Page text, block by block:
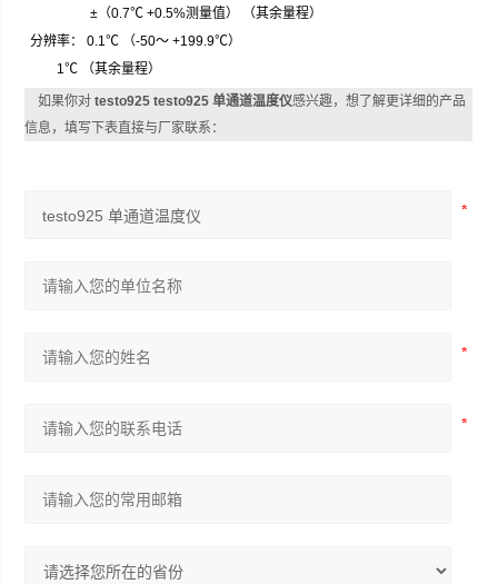
± （0.7℃ +0.5%测量值） （其余量程）
分辨率：
0.1℃ （-50～ +199.9℃）
1℃ （其余量程）
如果你对testo925 testo925 单通道温度仪感兴趣，想了解更详细的产品
信息，填写下表直接与厂家联系：